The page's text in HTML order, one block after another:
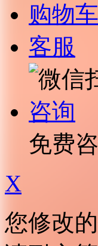
购物车
客服
咨询
免费
X
您修改